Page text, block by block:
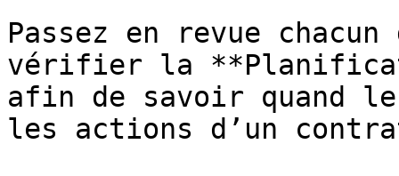
Passez en revue
vérifier la
afin de savoir quand
les actions d’un